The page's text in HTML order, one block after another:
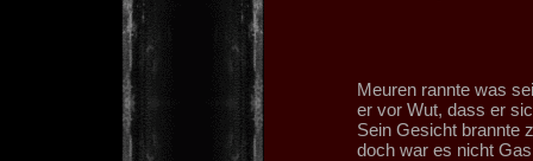
Meuren rannte was
er vor Wut, dass er
Sein Gesicht brannte
doch war es nicht